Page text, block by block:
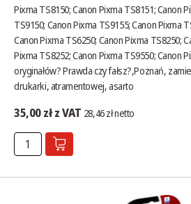
Pixma TS8150; Canon Pixma TS8151; Canon
TS9150; Canon Pixma TS9155; Canon Pixma
Canon Pixma TS6250; Canon Pixma TS8250;
Pixma TS8252; Canon Pixma TS9550; Canon
oryginałów? Prawda czy fałsz?,Poznań,
drukarki, atramentowej, asarto
35,00 zł z VAT 28,46 zł netto